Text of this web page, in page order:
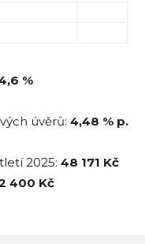
%
úvěrů: 4,48 % p.
2025: 48 171 Kč
400 Kč